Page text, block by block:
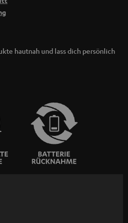
hautnah und lass dich persönlich